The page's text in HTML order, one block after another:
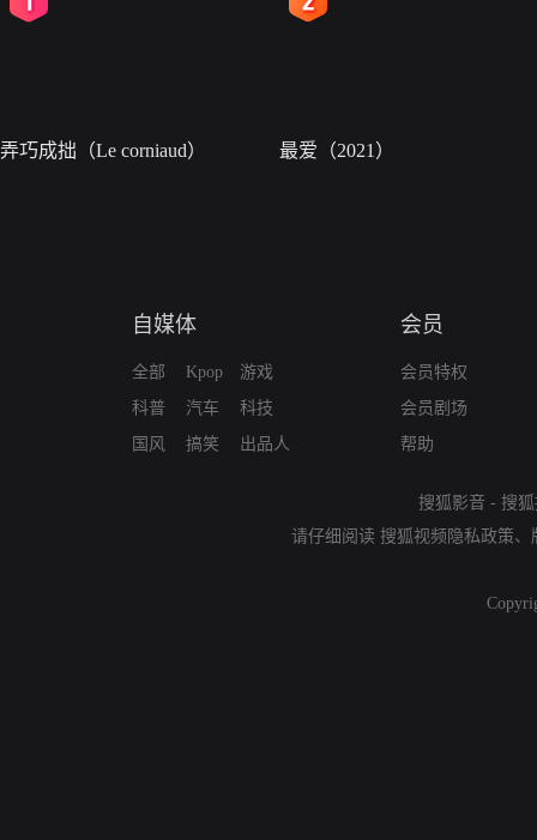
弄巧成拙（Le corniaud） 最爱（2021）
自媒体
全部
科普
国风
Kpop
汽车
搞笑
游戏
科技
出品人
会员
会员特权
会员剧场
帮助
搜狐影音 - 搜
请仔细阅读 搜狐视频隐私政策、